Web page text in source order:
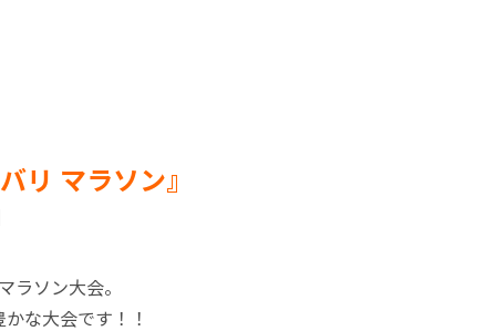
リ マラソン』
ラソン大会。
な大会です！！